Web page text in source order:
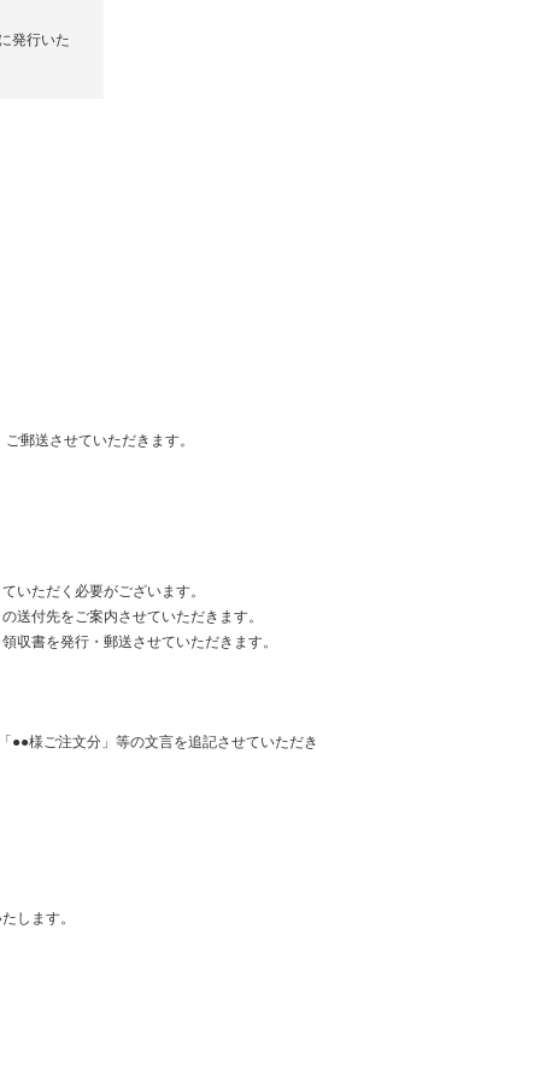
発行いた
郵送させていただきます。
いただく必要がございます。
送付先をご案内させていただきます。
収書を発行・郵送させていただきます。
●●様ご注文分」等の文言を追記させていただき
します。